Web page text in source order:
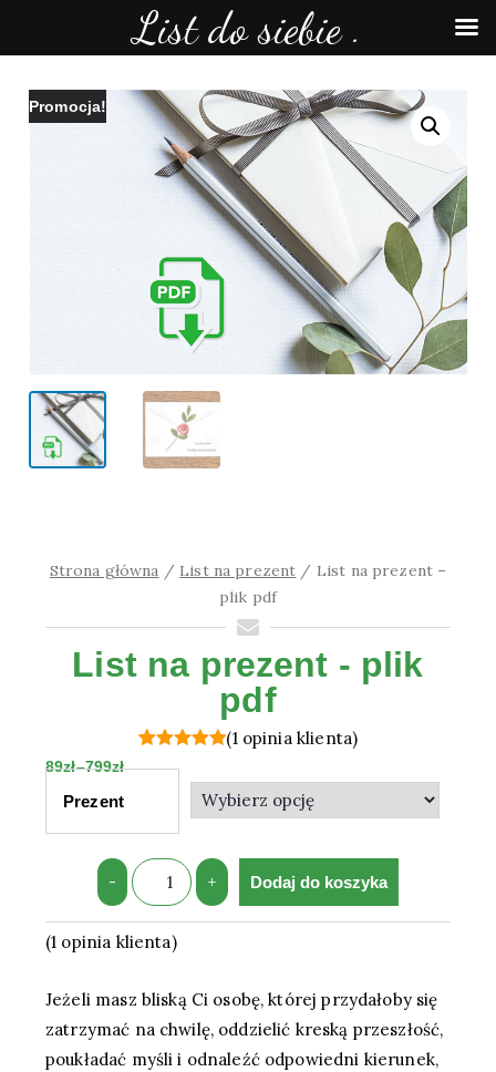
Promocja!
Strona główna / List na prezent / List na prezent –
plik pdf
List na prezent - plik
pdf
oceny
klienta
(1 opinia klienta)
89zł–799zł
Prezent
- + Dodaj do koszyka
(1 opinia klienta)
Jeżeli masz bliską Ci osobę, której przydałoby się
zatrzymać na chwilę, oddzielić kreską przeszłość,
poukładać myśli i odnaleźć odpowiedni kierunek,
List do siebie .